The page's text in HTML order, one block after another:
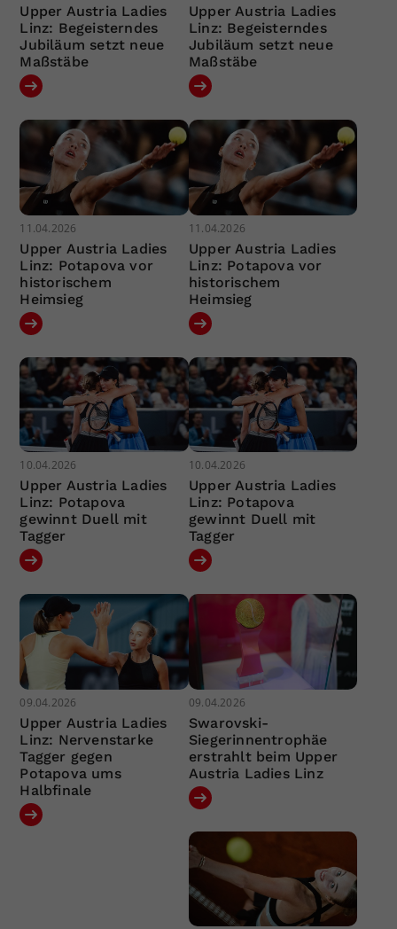
Upper Austria Ladies
Linz: Begeisterndes
Jubiläum setzt neue
Maßstäbe
Upper Austria Ladies
Linz: Begeisterndes
Jubiläum setzt neue
Maßstäbe
11.04.2026
Upper Austria Ladies
Linz: Potapova vor
historischem
Heimsieg
11.04.2026
Upper Austria Ladies
Linz: Potapova vor
historischem
Heimsieg
10.04.2026
Upper Austria Ladies
Linz: Potapova
gewinnt Duell mit
Tagger
10.04.2026
Upper Austria Ladies
Linz: Potapova
gewinnt Duell mit
Tagger
09.04.2026
Upper Austria Ladies
Linz: Nervenstarke
Tagger gegen
Potapova ums
Halbfinale
09.04.2026
Swarovski-
Siegerinnentrophäe
erstrahlt beim Upper
Austria Ladies Linz